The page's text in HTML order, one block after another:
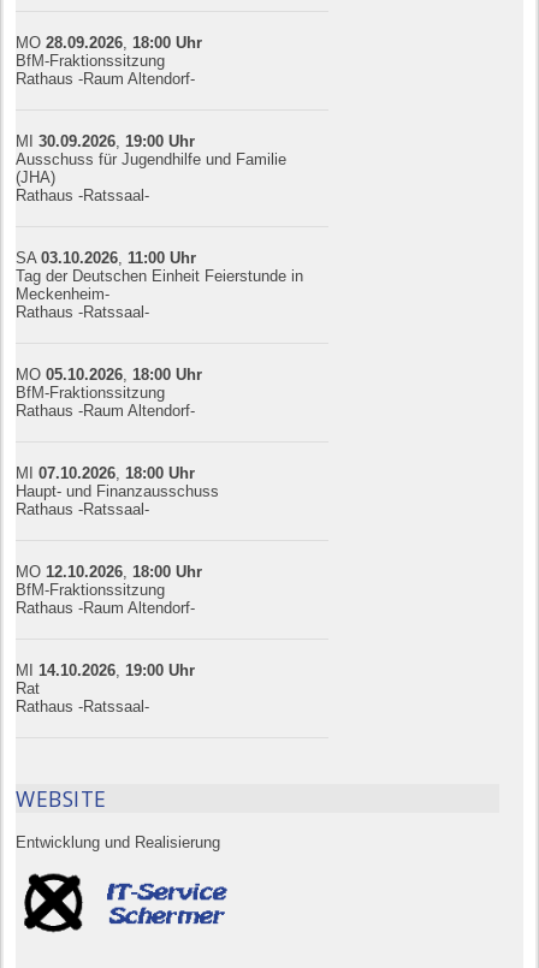
MO28.09.2026 18:00 Uhr
BfM-Fraktionssitzung
Rathaus -Raum Altendorf-
MI30.09.2026 19:00 Uhr
Ausschuss für Jugendhilfe und Familie
(JHA)
Rathaus -Ratssaal-
SA03.10.2026 11:00 Uhr
Tag der Deutschen Einheit Feierstunde in
Meckenheim-
Rathaus -Ratssaal-
MO05.10.2026 18:00 Uhr
BfM-Fraktionssitzung
Rathaus -Raum Altendorf-
MI07.10.2026 18:00 Uhr
Haupt- und Finanzausschuss
Rathaus -Ratssaal-
MO 12.10.2026 18:00 Uhr
BfM-Fraktionssitzung
Rathaus -Raum Altendorf-
MI 14.10.2026 19:00 Uhr
Rat
Rathaus -Ratssaal-
WEBSITE
Entwicklung und Realisierung